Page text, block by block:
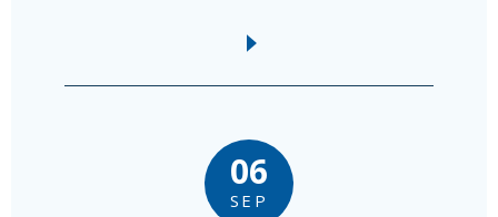
06
SEP